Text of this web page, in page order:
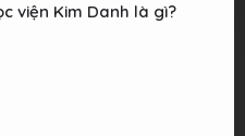
viện Kim Danh là gì?